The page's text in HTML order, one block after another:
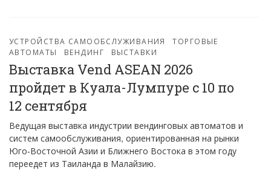
УСТРОЙСТВА САМООБСЛУЖИВАНИЯ
ТОРГОВЫЕ
АВТОМАТЫ
ВЕНДИНГ ВЫСТАВКИ
Выставка Vend ASEAN 2026
пройдет в Куала-Лумпуре с 10 по
12 сентября
Ведущая выставка индустрии вендинговых автоматов и
систем самообслуживания, ориентированная на рынки
Юго-Восточной Азии и Ближнего Востока в этом году
переедет из Таиланда в Малайзию.